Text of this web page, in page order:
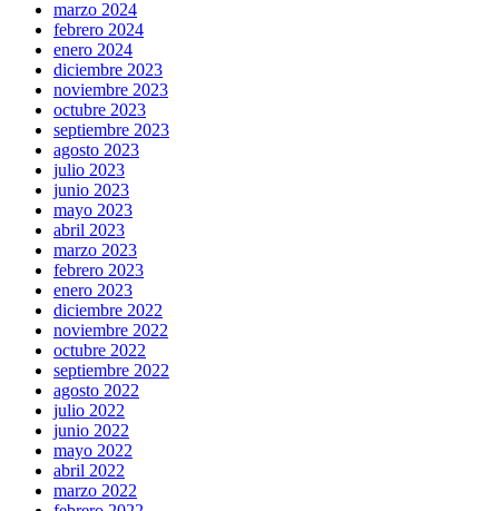
marzo 2024
febrero 2024
enero 2024
diciembre 2023
noviembre 2023
octubre 2023
septiembre 2023
agosto 2023
julio 2023
junio 2023
mayo 2023
abril 2023
marzo 2023
febrero 2023
enero 2023
diciembre 2022
noviembre 2022
octubre 2022
septiembre 2022
agosto 2022
julio 2022
junio 2022
mayo 2022
abril 2022
marzo 2022